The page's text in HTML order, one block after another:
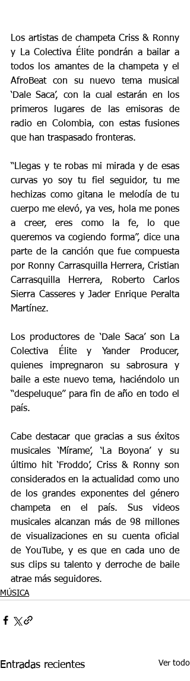
Los artistas de champeta Criss & Ronny
y La Colectiva Élite pondrán a bailar a
todos los amantes de la champeta y el
AfroBeat con su nuevo tema musical
‘Dale Saca’, con la cual estarán en los
primeros lugares de las emisoras de
radio en Colombia, con estas fusiones
que han traspasado fronteras.
“Llegas y te robas mi mirada y de esas
curvas yo soy tu fiel seguidor, tu me
hechizas como gitana le melodía de tu
cuerpo me elevó, ya ves, hola me pones
a creer, eres como la fe, lo que
queremos va cogiendo forma”, dice una
parte de la canción que fue compuesta
por Ronny Carrasquilla Herrera, Cristian
Carrasquilla Herrera, Roberto Carlos
Sierra Casseres y Jader Enrique Peralta
Martínez.
Los productores de ‘Dale Saca’ son La
Colectiva Élite y Yander Producer,
quienes impregnaron su sabrosura y
baile a este nuevo tema, haciéndolo un
“despeluque” para fin de año en todo el
país.
Cabe destacar que gracias a sus éxitos
musicales ‘Mírame’, ‘La Boyona’ y su
último hit ‘Froddo’, Criss & Ronny son
considerados en la actualidad como uno
de los grandes exponentes del género
champeta en el país. Sus videos
musicales alcanzan más de 98 millones
de visualizaciones en su cuenta oficial
de YouTube, y es que en cada uno de
sus clips su talento y derroche de baile
atrae más seguidores.
MÚSICA
Entradas recientes Ver todo